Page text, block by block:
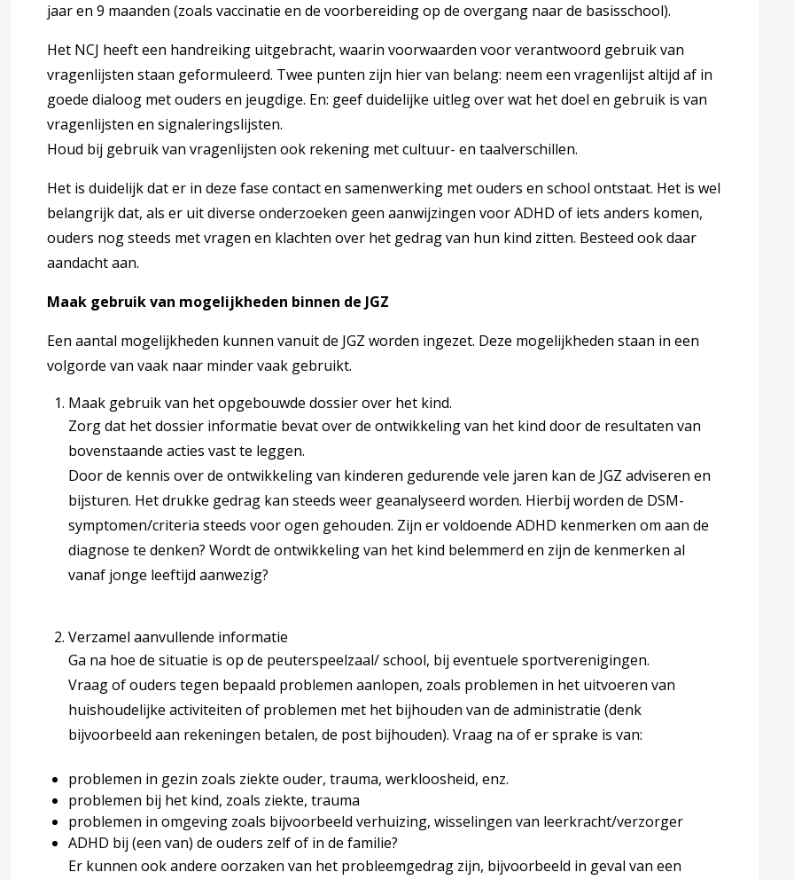
tot diagnosticeren
instrumenten
specifiek instrument
ADHD gerichte instrumenten
Begeleiden en behandelen
over 4 Begeleiden en behandelen
en behandeling in de tweede lijn
over 5 Samenwerking
van jeugdigen met ADHD-symptomen
jaar en 9 maanden (zoals vaccinatie en de voorbereiding op de overgang naar de basisschool).
Het NCJ heeft een handreiking uitgebracht, waarin voorwaarden voor verantwoord gebruik van
vragenlijsten staan geformuleerd. Twee punten zijn hier van belang: neem een vragenlijst altijd af in
goede dialoog met ouders en jeugdige. En: geef duidelijke uitleg over wat het doel en gebruik is van
vragenlijsten en signaleringslijsten.
Houd bij gebruik van vragenlijsten ook rekening met cultuur- en taalverschillen.
Het is duidelijk dat er in deze fase contact en samenwerking met ouders en school ontstaat. Het is wel
belangrijk dat, als er uit diverse onderzoeken geen aanwijzingen voor ADHD of iets anders komen,
ouders nog steeds met vragen en klachten over het gedrag van hun kind zitten. Besteed ook daar
aandacht aan.
Maak gebruik van mogelijkheden binnen de JGZ
Een aantal mogelijkheden kunnen vanuit de JGZ worden ingezet. Deze mogelijkheden staan in een
volgorde van vaak naar minder vaak gebruikt.
Maak gebruik van het opgebouwde dossier over het kind.
Zorg dat het dossier informatie bevat over de ontwikkeling van het kind door de resultaten van
bovenstaande acties vast te leggen.
Door de kennis over de ontwikkeling van kinderen gedurende vele jaren kan de JGZ adviseren en
bijsturen. Het drukke gedrag kan steeds weer geanalyseerd worden. Hierbij worden de DSM-
symptomen/criteria steeds voor ogen gehouden. Zijn er voldoende ADHD kenmerken om aan de
diagnose te denken? Wordt de ontwikkeling van het kind belemmerd en zijn de kenmerken al
vanaf jonge leeftijd aanwezig?
Verzamel aanvullende informatie
Ga na hoe de situatie is op de peuterspeelzaal/ school, bij eventuele sportverenigingen.
Vraag of ouders tegen bepaald problemen aanlopen, zoals problemen in het uitvoeren van
huishoudelijke activiteiten of problemen met het bijhouden van de administratie (denk
bijvoorbeeld aan rekeningen betalen, de post bijhouden). Vraag na of er sprake is van:
problemen in gezin zoals ziekte ouder, trauma, werkloosheid, enz.
problemen bij het kind, zoals ziekte, trauma
problemen in omgeving zoals bijvoorbeeld verhuizing, wisselingen van leerkracht/verzorger
ADHD bij (een van) de ouders zelf of in de familie?
Er kunnen ook andere oorzaken van het probleemgedrag zijn, bijvoorbeeld in geval van een